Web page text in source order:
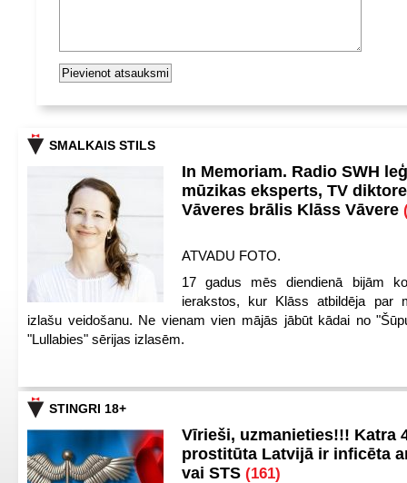
SMALKAIS STILS
In Memoriam. Radio SWH
mūzikas eksperts, TV
Vāveres brālis Klāss Vāvere
ATVADU FOTO.
17 gadus mēs diendienā bijām
ierakstos, kur Klāss atbildēja par
izlašu veidošanu. Ne vienam vien mājās jābūt kādai no
"Lullabies" sērijas izlasēm.
STINGRI 18+
Vīrieši, uzmanieties!!! Katra
prostitūta Latvijā ir inficēta
vai STS (161)